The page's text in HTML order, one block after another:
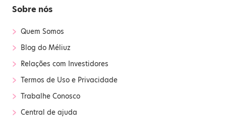
Sobre nós
› Quem Somos
› Blog do Méliuz
› Relações com Investidores
› Termos de Uso e Privacidade
› Trabalhe Conosco
› Central de ajuda